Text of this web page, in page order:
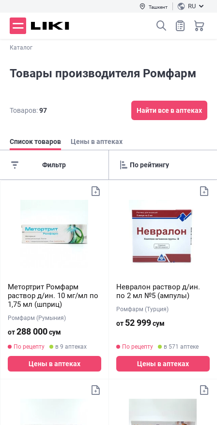
Ташкент RU
Каталог
Товары производителя Ромфарм
Товаров:97 Найти все в аптеках
Список товаров Цены в аптеках
Фильтр
Метортрит Ромфарм
раствор д/ин. 10 мг/мл по
1,75 мл (шприц)
Ромфарм (Румыния)
от288 000сум
По рецепту в 9 аптеках
Цены в аптеках
Невралон раствор д/ин.
по 2 мл №5 (ампулы)
Ромфарм (Турция)
от 52 999сум
По рецепту в 571 аптеке
Цены в аптеках